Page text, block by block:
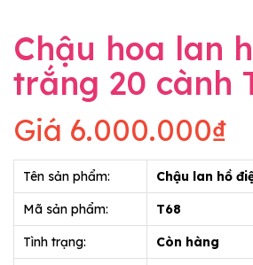
Chậu hoa lan
trắng 20 cành
Giá 6.000.000₫
Tên sản phẩm: Chậu lan hồ
Mã sản phẩm: T68
Tình trạng: Còn hàng